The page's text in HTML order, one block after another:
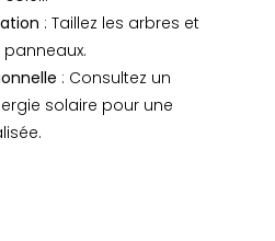
: Taillez les arbres et
: Consultez un
solaire pour une